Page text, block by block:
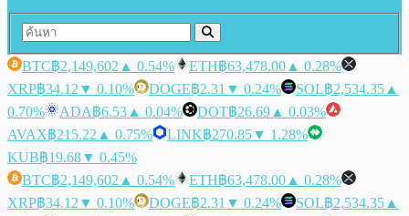
BTC฿2,149,602 ▲ 0.54% ETH฿63,478.00 ▲ 0.28%
XRP฿34.12 ▼ 0.10% DOGE฿2.31 ▼ 0.24% SOL฿2,534.35 ▲
0.70%
ADA฿6.53 ▲ 0.04% DOT฿26.69 ▲ 0.03%
AVAX฿215.22 ▲ 0.75% LINK฿270.85▼ 1.28%
KUB฿19.68▼ 0.45%
BTC฿2,149,602 ▲ 0.54% ETH฿63,478.00 ▲ 0.28%
XRP฿34.12 ▼ 0.10% DOGE฿2.31 ▼ 0.24% SOL฿2,534.35 ▲